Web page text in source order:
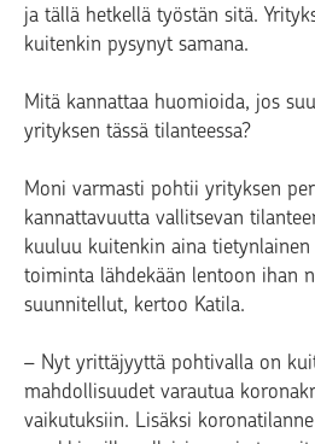
ja tällä hetkellä työstän sitä.
kuitenkin pysynyt samana.
Mitä kannattaa huomioida, jos
yrityksen tässä tilanteessa?
Moni varmasti pohtii yrityksen
kannattavuutta vallitsevan
kuuluu kuitenkin aina
toiminta lähdekään lentoon ihan
suunnitellut, kertoo Katila.
– Nyt yrittäjyyttä pohtivalla on
mahdollisuudet varautua
vaikutuksiin. Lisäksi